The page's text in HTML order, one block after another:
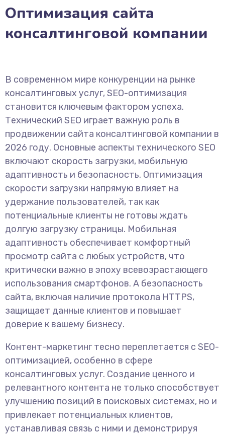
Оптимизация сайта
консалтинговой компании
В современном мире конкуренции на рынке
консалтинговых услуг, SEO-оптимизация
становится ключевым фактором успеха.
Технический SEO играет важную роль в
продвижении сайта консалтинговой компании в
2026 году. Основные аспекты технического SEO
включают скорость загрузки, мобильную
адаптивность и безопасность. Оптимизация
скорости загрузки напрямую влияет на
удержание пользователей, так как
потенциальные клиенты не готовы ждать
долгую загрузку страницы. Мобильная
адаптивность обеспечивает комфортный
просмотр сайта с любых устройств, что
критически важно в эпоху всевозрастающего
использования смартфонов. А безопасность
сайта, включая наличие протокола HTTPS,
защищает данные клиентов и повышает
доверие к вашему бизнесу.
Контент-маркетинг тесно переплетается с SEO-
оптимизацией, особенно в сфере
консалтинговых услуг. Создание ценного и
релевантного контента не только способствует
улучшению позиций в поисковых системах, но и
привлекает потенциальных клиентов,
устанавливая связь с ними и демонстрируя